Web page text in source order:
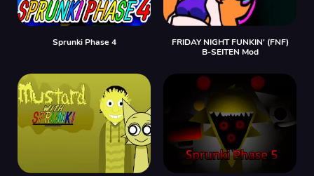
Sprunki Phase 4
FRIDAY NIGHT FUNKIN' (FNF)
B-SEITEN Mod